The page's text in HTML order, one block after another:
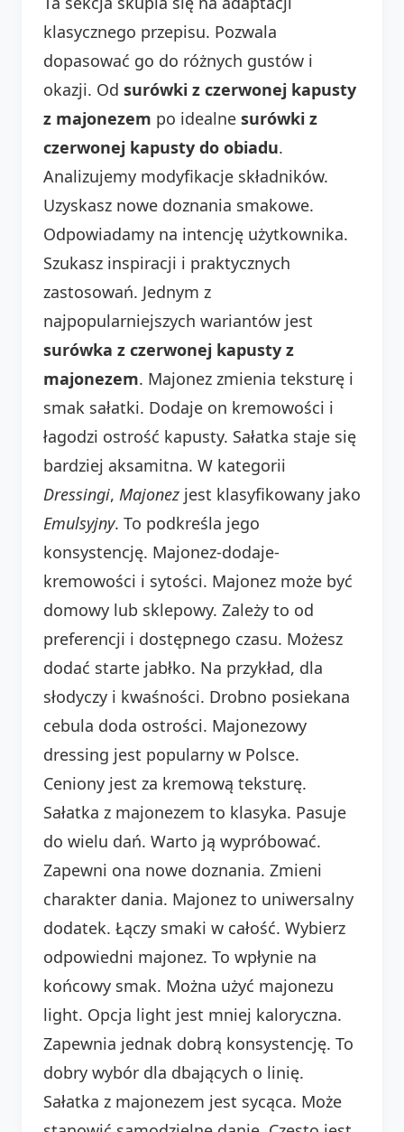
klasycznego przepisu. Pozwala
dopasować go do różnych gustów i
okazji. Od surówki z czerwonej kapusty
z majonezem po idealne surówki z
czerwonej kapusty do obiadu.
Analizujemy modyfikacje składników.
Uzyskasz nowe doznania smakowe.
Odpowiadamy na intencję użytkownika.
Szukasz inspiracji i praktycznych
zastosowań. Jednym z
najpopularniejszych wariantów jest
surówka z czerwonej kapusty z
majonezem. Majonez zmienia teksturę i
smak sałatki. Dodaje on kremowości i
łagodzi ostrość kapusty. Sałatka staje się
bardziej aksamitna. W kategorii
Dressingi, Majonez jest klasyfikowany jako
Emulsyjny. To podkreśla jego
konsystencję. Majonez-dodaje-
kremowości i sytości. Majonez może być
domowy lub sklepowy. Zależy to od
preferencji i dostępnego czasu. Możesz
dodać starte jabłko. Na przykład, dla
słodyczy i kwaśności. Drobno posiekana
cebula doda ostrości. Majonezowy
dressing jest popularny w Polsce.
Ceniony jest za kremową teksturę.
Sałatka z majonezem to klasyka. Pasuje
do wielu dań. Warto ją wypróbować.
Zapewni ona nowe doznania. Zmieni
charakter dania. Majonez to uniwersalny
dodatek. Łączy smaki w całość. Wybierz
odpowiedni majonez. To wpłynie na
końcowy smak. Można użyć majonezu
light. Opcja light jest mniej kaloryczna.
Zapewnia jednak dobrą konsystencję. To
dobry wybór dla dbających o linię.
Sałatka z majonezem jest sycąca. Może